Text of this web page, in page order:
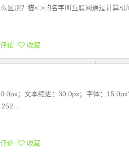
区别？猫< >的名字叫互联网通过计算机
论 收藏
；文本缩进：30.0px；字体：
论 收藏